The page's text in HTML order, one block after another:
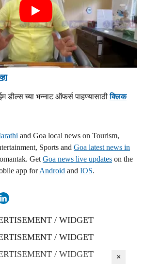
डील्स'च्या भन्नाट ऑफर्स पाहण्यासाठीक्लिक
and Goa local news on Tourism,
Sports and Goa latest news in
Get Goa news live updates on the
app forAndroid and IOS.
/ WIDGET
/ WIDGET
/ WIDGET
×